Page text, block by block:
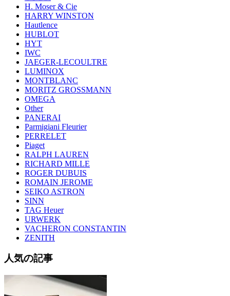
H. Moser & Cie
HARRY WINSTON
Hautlence
HUBLOT
HYT
IWC
JAEGER-LECOULTRE
LUMINOX
MONTBLANC
MORITZ GROSSMANN
OMEGA
Other
PANERAI
Parmigiani Fleurier
PERRELET
Piaget
RALPH LAUREN
RICHARD MILLE
ROGER DUBUIS
ROMAIN JEROME
SEIKO ASTRON
SINN
TAG Heuer
URWERK
VACHERON CONSTANTIN
ZENITH
人気の記事